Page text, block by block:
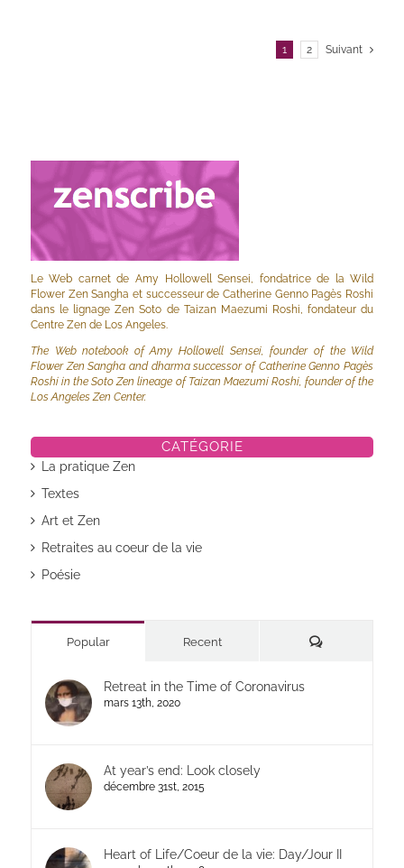
1 2 Suivant
Le Web carnet de Amy Hollowell Sensei, fondatrice de la Wild
Flower Zen Sangha et successeur de Catherine Genno Pagès Roshi
dans le lignage Zen Soto de Taizan Maezumi Roshi, fondateur du
Centre Zen de Los Angeles.
The Web notebook of Amy Hollowell Sensei, founder of the Wild
Flower Zen Sangha and dharma successor of Catherine Genno Pagès
Roshi in the Soto Zen lineage of Taizan Maezumi Roshi, founder of the
Los Angeles Zen Center.
CATÉGORIE
La pratique Zen
Textes
Art et Zen
Retraites au coeur de la vie
Poésie
Popular Recent Commentaires
Retreat in the Time of Coronavirus
mars 13th, 2020
At year’s end: Look closely
décembre 31st, 2015
Heart of Life/Coeur de la vie: Day/Jour II